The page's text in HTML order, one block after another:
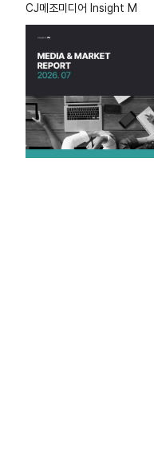
CJ메조미디어 Insight M